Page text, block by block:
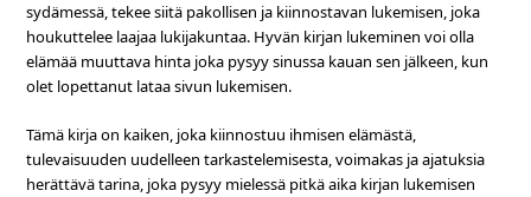
sydämessä, tekee siitä pakollisen ja kiinnostavan lukemisen, joka
houkuttelee laajaa lukijakuntaa. Hyvän kirjan lukeminen voi olla
elämää muuttava hinta joka pysyy sinussa kauan sen jälkeen, kun
olet lopettanut lataa sivun lukemisen.
Tämä kirja on kaiken, joka kiinnostuu ihmisen elämästä,
tulevaisuuden uudelleen tarkastelemisesta, voimakas ja ajatuksia
herättävä tarina, joka pysyy mielessä pitkä aika kirjan lukemisen